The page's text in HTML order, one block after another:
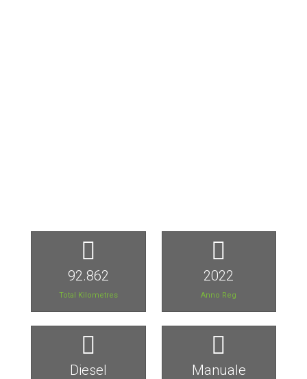
92.862
Total Kilometres
2022
Anno Reg
Diesel Manuale